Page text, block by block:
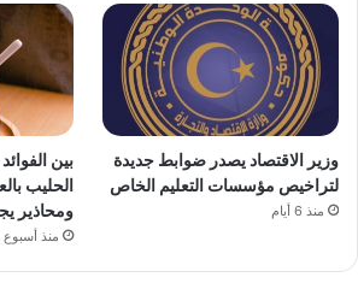
وزير الاقتصاد يصدر ضوابط جديدة
لتراخيص مؤسسات التعليم الخاص
منذ 6 أيام
بين
الحليب
ومحاذير
منذ أسبوع